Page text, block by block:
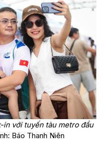
với tuyến tàu metro đầu
Báo Thanh Niên